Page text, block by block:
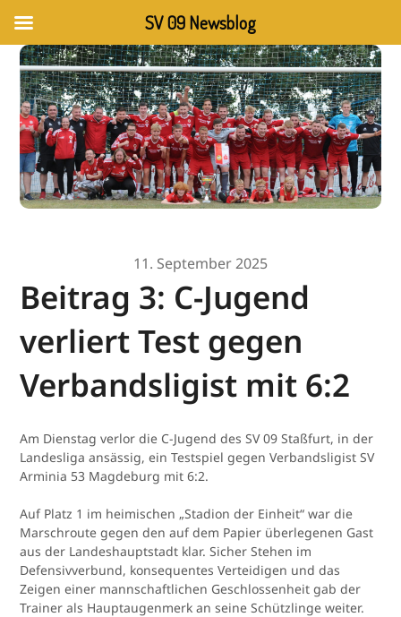
11. September 2025
Beitrag 3: C-Jugend
verliert Test gegen
Verbandsligist mit 6:2
Am Dienstag verlor die C-Jugend des SV 09 Staßfurt, in der
Landesliga ansässig, ein Testspiel gegen Verbandsligist SV
Arminia 53 Magdeburg mit 6:2.
Auf Platz 1 im heimischen „Stadion der Einheit“ war die
Marschroute gegen den auf dem Papier überlegenen Gast
aus der Landeshauptstadt klar. Sicher Stehen im
Defensivverbund, konsequentes Verteidigen und das
Zeigen einer mannschaftlichen Geschlossenheit gab der
Trainer als Hauptaugenmerk an seine Schützlinge weiter.
SV 09 Newsblog